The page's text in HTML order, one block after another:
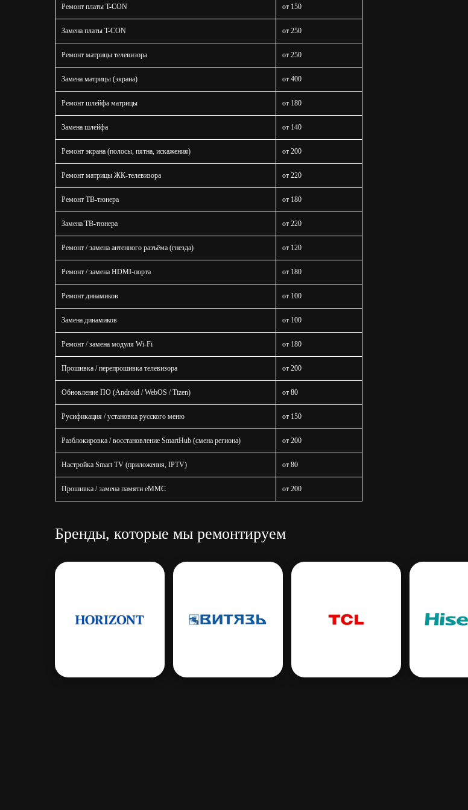
Ремонт платы T-CON от 150
Замена платы T-CON от 250
Ремонт матрицы телевизора от 250
Замена матрицы (экрана) от 400
Ремонт шлейфа матрицы от 180
Замена шлейфа от 140
Ремонт экрана (полосы, пятна, искажения) от 200
Ремонт матрицы ЖК-телевизора от 220
Ремонт ТВ-тюнера от 180
Замена ТВ-тюнера от 220
Ремонт / замена антенного разъёма (гнезда) от 120
Ремонт / замена HDMI-порта от 180
Ремонт динамиков от 100
Замена динамиков от 100
Ремонт / замена модуля Wi-Fi от 180
Прошивка / перепрошивка телевизора от 200
Обновление ПО (Android / WebOS / Tizen) от 80
Русификация / установка русского меню от 150
Разблокировка / восстановление SmartHub (смена региона) от 200
Настройка Smart TV (приложения, IPTV) от 80
Прошивка / замена памяти eMMC от 200
Бренды, которые мы ремонтируем